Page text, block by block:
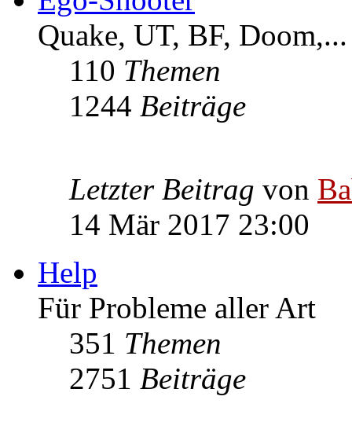
Quake, UT, BF, Doom,...
110 Themen
1244 Beiträge
Letzter Beitrag von
14 Mär 2017 23:00
Help
Für Probleme aller Art
351 Themen
2751 Beiträge